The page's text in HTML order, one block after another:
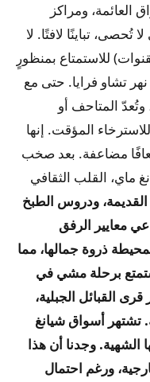
العائمة، ومراكز
تُحصى، تباينًا لافتًا. لا
للاستمتاع بمنظورٍ
تشاو فرايا. حتى مع
المتاحف أو
المؤقت. إنها
مضاعفة. بعد صخب
ماي، القلب الثقافي
القديمة، ودروس الطبخ
معايير الرفق
ذروة جمالها، مما
برحلة مشي في
القبائل الجبلية،
تشتهر أسواق شيانغ
الشهية. وجدنا أن هذا
ورغم احتمال